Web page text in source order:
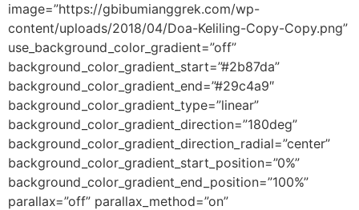
image=”https://gbibumianggrek.com/wp-
content/uploads/2018/04/Doa-Keliling-Copy-Copy.png”
use_background_color_gradient=”off”
background_color_gradient_start=”#2b87da”
background_color_gradient_end=”#29c4a9″
background_color_gradient_type=”linear”
background_color_gradient_direction=”180deg”
background_color_gradient_direction_radial=”center”
background_color_gradient_start_position=”0%”
background_color_gradient_end_position=”100%”
parallax=”off” parallax_method=”on”